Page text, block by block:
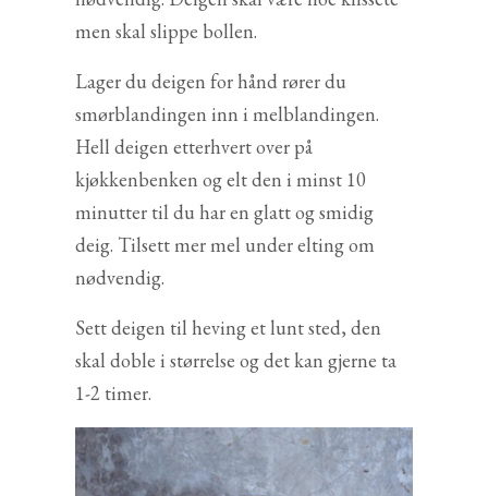
men skal slippe bollen.
Lager du deigen for hånd rører du
smørblandingen inn i melblandingen.
Hell deigen etterhvert over på
kjøkkenbenken og elt den i minst 10
minutter til du har en glatt og smidig
deig. Tilsett mer mel under elting om
nødvendig.
Sett deigen til heving et lunt sted, den
skal doble i størrelse og det kan gjerne ta
1-2 timer.